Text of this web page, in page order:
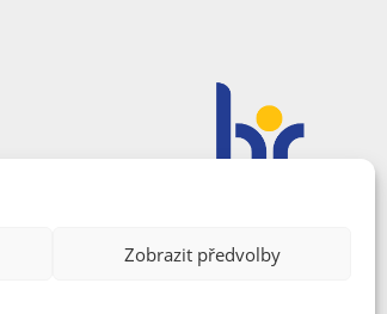
Zobrazit předvolby